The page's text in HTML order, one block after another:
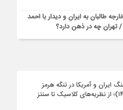
طالبان به ایران و دیدار با احمد
تهران چه در ذهن دارد؟
ایران و آمریکا در تنگه هرمز
(۱۴۰۴-۱۴۰۵)؛ از نظریه‌های کلاسیک تا سنتز